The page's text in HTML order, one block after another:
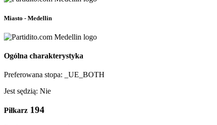
Miasto - Medellin
Ogólna charakterystyka
Preferowana stopa: _UE_BOTH
Jest sędzią: Nie
Piłkarz 194